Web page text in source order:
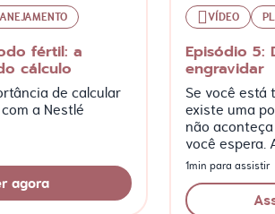
fértil: a
cálculo
de calcular
a Nestlé
agora
VÍDEO
Episódio 5:
engravidar
Se você
existe uma
não
você espera.
episódio da
Meu Bebê”!
1min para assistir